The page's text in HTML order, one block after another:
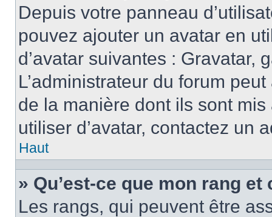
Depuis votre panneau
pouvez ajouter un avatar en
d’avatar suivantes : Gravatar,
L’administrateur du forum
de la manière dont ils sont
utiliser d’avatar, contactez un
Haut
» Qu’est-ce que mon rang
Les rangs, qui peuvent être